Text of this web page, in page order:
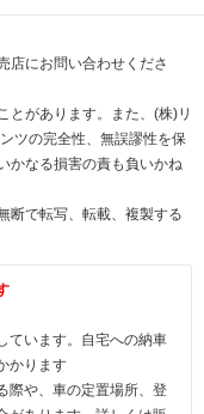
店にお問い合わせくださ
があります。また、(株)リ
ツの完全性、無誤謬性を保
かなる損害の責も負いかね
断で転写、転載、複製する
ています。自宅への納車
かります
際や、車の定置場所、登